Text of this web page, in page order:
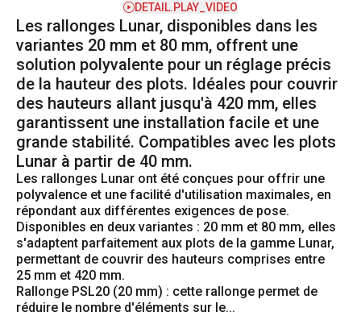
DETAIL.PLAY_VIDEO
Les rallonges Lunar, disponibles dans les
variantes 20 mm et 80 mm, offrent une
solution polyvalente pour un réglage précis
de la hauteur des plots. Idéales pour couvrir
des hauteurs allant jusqu'à 420 mm, elles
garantissent une installation facile et une
grande stabilité. Compatibles avec les plots
Lunar à partir de 40 mm.
Les rallonges Lunar ont été conçues pour offrir une
polyvalence et une facilité d'utilisation maximales, en
répondant aux différentes exigences de pose.
Disponibles en deux variantes : 20 mm et 80 mm, elles
s'adaptent parfaitement aux plots de la gamme Lunar,
permettant de couvrir des hauteurs comprises entre
25 mm et 420 mm.
Rallonge PSL20 (20 mm) : cette rallonge permet de
réduire le nombre d'éléments sur le...